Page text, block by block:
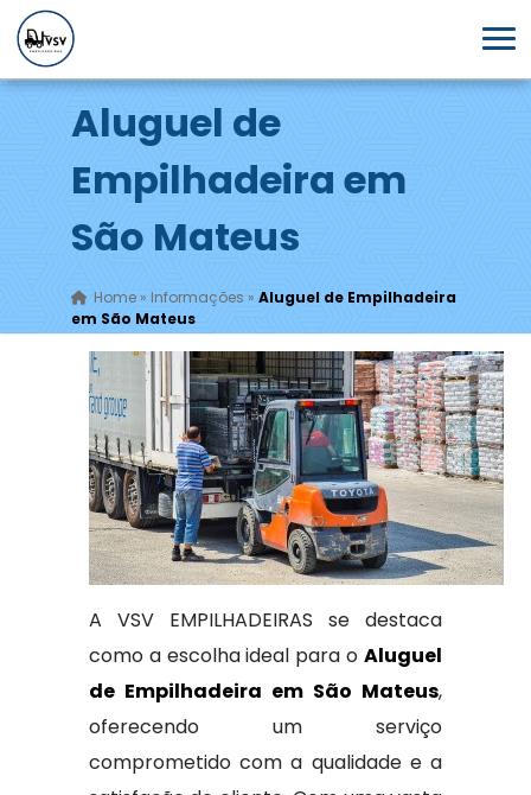
Aluguel de
Empilhadeira em
São Mateus
Home» Informações » Aluguel de Empilhadeira
em São Mateus
A VSV EMPILHADEIRAS se destaca
como a escolha ideal para oAluguel
de Empilhadeira em São Mateus,
oferecendo um serviço
comprometido com a qualidade e a